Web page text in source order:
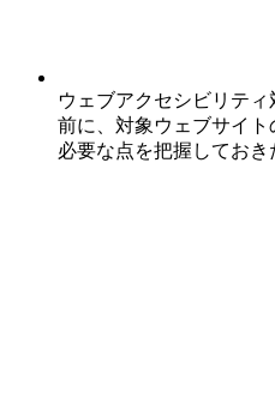
ウェブアクセシビリテ
前に、対象ウェブサイ
必要な点を把握してお